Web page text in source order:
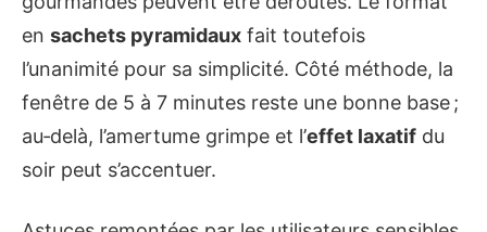
en sachets pyramidaux fait toutefois
l’unanimité pour sa simplicité. Côté méthode, la
fenêtre de 5 à 7 minutes reste une bonne base ;
au‑delà, l’amertume grimpe et l’effet laxatif du
soir peut s’accentuer.